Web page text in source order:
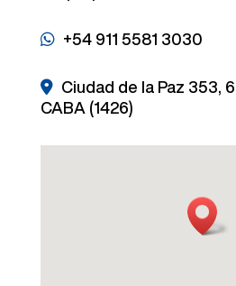
+54 911 5581 3030
Ciudad de la Paz 353,
CABA (1426)